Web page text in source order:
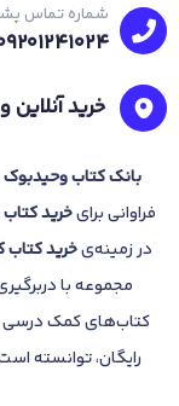
شماره تماس
خرید آنلاین
بانککتاب وحیدبوک
فراوانی برایخرید کتاب
در زمینه‌یخرید کتاب
مجموعه با
کتاب‌های کمک درسی
رایگان، توانسته